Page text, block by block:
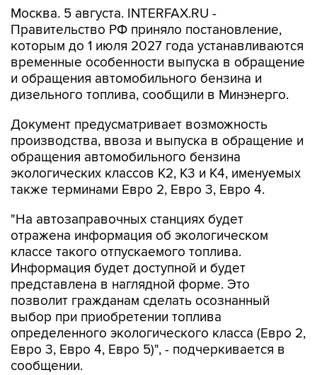
Москва. 5 августа. INTERFAX.RU -
Правительство РФ приняло постановление,
которым до 1 июля 2027 года устанавливаются
временные особенности выпуска в обращение
и обращения автомобильного бензина и
дизельного топлива, сообщили в Минэнерго.
Документ предусматривает возможность
производства, ввоза и выпуска в обращение и
обращения автомобильного бензина
экологических классов К2, К3 и К4, именуемых
также терминами Евро 2, Евро 3, Евро 4.
"На автозаправочных станциях будет
отражена информация об экологическом
классе такого отпускаемого топлива.
Информация будет доступной и будет
представлена в наглядной форме. Это
позволит гражданам сделать осознанный
выбор при приобретении топлива
определенного экологического класса (Евро 2,
Евро 3, Евро 4, Евро 5)", - подчеркивается в
сообщении.